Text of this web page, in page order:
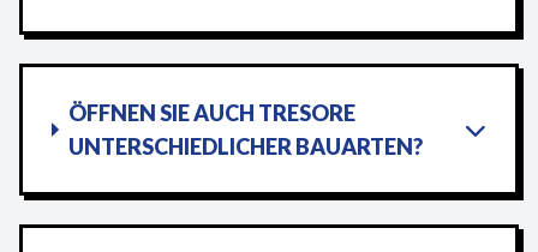
ÖFFNEN SIE AUCH TRESORE
UNTERSCHIEDLICHER BAUARTEN?